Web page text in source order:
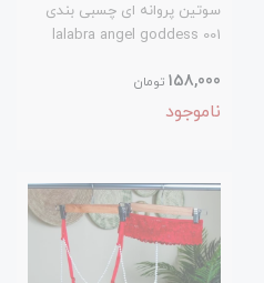
سوتین پروانه ای چسبی بندی
lalabra angel goddess 001
158,000 تومان
ناموجود